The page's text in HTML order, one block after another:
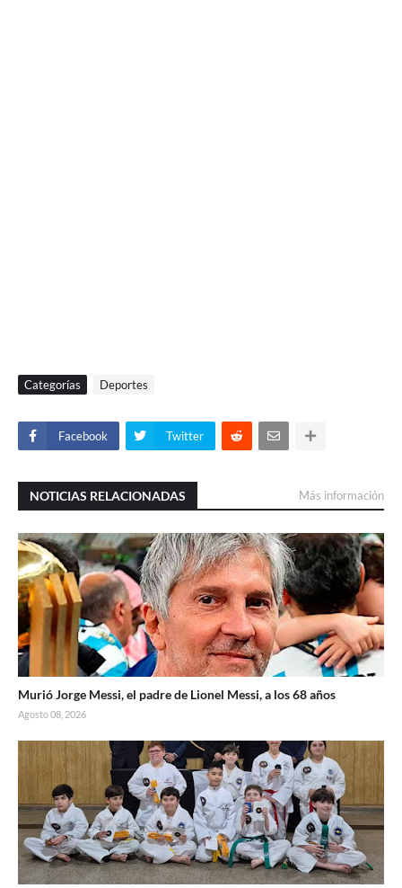
Categorías Deportes
Facebook Twitter
NOTICIAS RELACIONADAS Más información
Murió Jorge Messi, el padre de Lionel Messi, a los 68 años
Agosto 08, 2026